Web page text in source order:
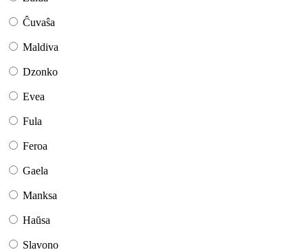
Ĉuvaŝa
Maldiva
Dzonko
Evea
Fula
Feroa
Gaela
Manksa
Haŭsa
Slavono